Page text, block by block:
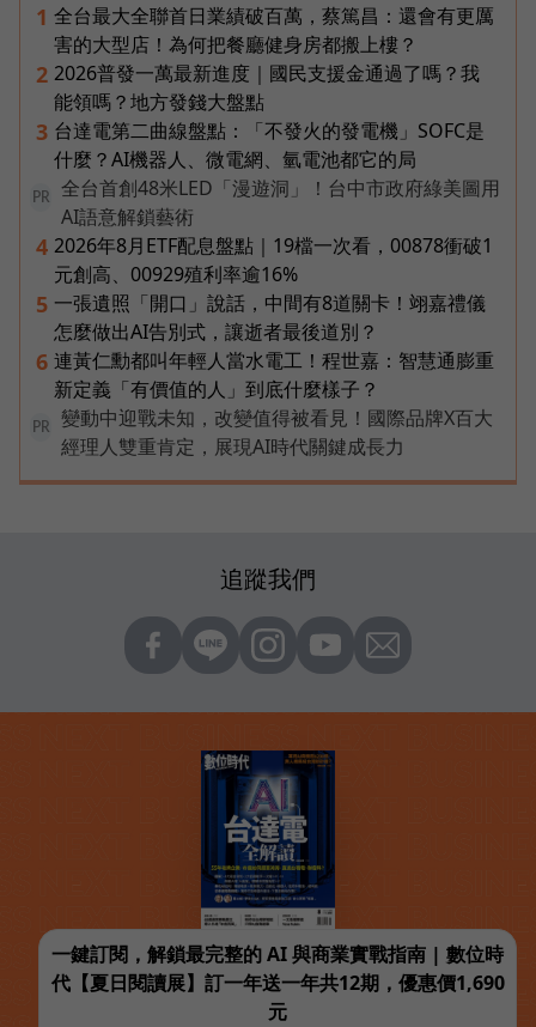
1 全台最大全聯首日業績破百萬，蔡篤昌：還會有更厲
害的大型店！為何把餐廳健身房都搬上樓？
2 2026普發一萬最新進度｜國民支援金通過了嗎？我
能領嗎？地方發錢大盤點
3 台達電第二曲線盤點：「不發火的發電機」SOFC是
什麼？AI機器人、微電網、氫電池都它的局
PR
全台首創48米LED「漫遊洞」！台中市政府綠美圖用
AI語意解鎖藝術
4 2026年8月ETF配息盤點｜19檔一次看，00878衝破1
元創高、00929殖利率逾16%
5 一張遺照「開口」說話，中間有8道關卡！翊嘉禮儀
怎麼做出AI告別式，讓逝者最後道別？
6 連黃仁勳都叫年輕人當水電工！程世嘉：智慧通膨重
新定義「有價值的人」到底什麼樣子？
PR
變動中迎戰未知，改變值得被看見！國際品牌X百大
經理人雙重肯定，展現AI時代關鍵成長力
追蹤我們
一鍵訂閱，解鎖最完整的 AI 與商業實戰指南 | 數位時
代【夏日閱讀展】訂一年送一年共12期，優惠價1,690
元